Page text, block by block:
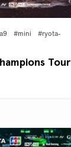
#mini
#ryota-
Tour